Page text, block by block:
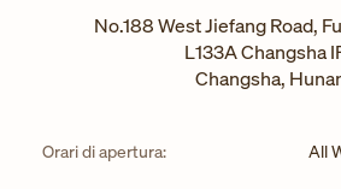
No.188 West Jiefang Road,
L133A Changsha
Changsha,
Orari di apertura: All